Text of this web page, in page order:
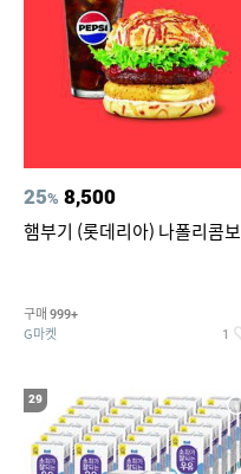
25% 8,500
햄부기 (롯데리아) 나폴리콤보
구매 999+
G마켓 1
29